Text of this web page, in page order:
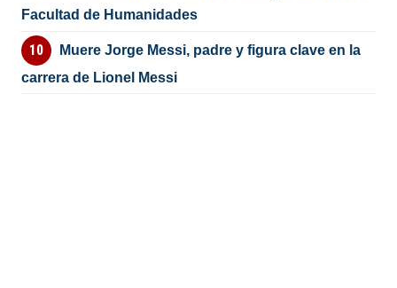
Facultad de Humanidades
Muere Jorge Messi, padre y figura clave en la
carrera de Lionel Messi